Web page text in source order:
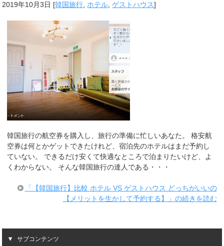
2019年10月3日 [韓国旅行,ホテル,ゲストハウス]
韓国旅行の航空券を購入し、旅行の準備に忙しいあなた。 格安航
空券は何とかゲットできたけれど、宿泊先のホテルはまだ予約し
ていない。 できるだけ安くて快適なところで泊まりたいけど、よ
くわからない。 そんな韓国旅行の達人である・・・
「【韓国旅行】比較 ホテル VS ゲストハウス どっちがいいの
【メリットを生かして予約する】」の続きを読む
サブコンテンツ